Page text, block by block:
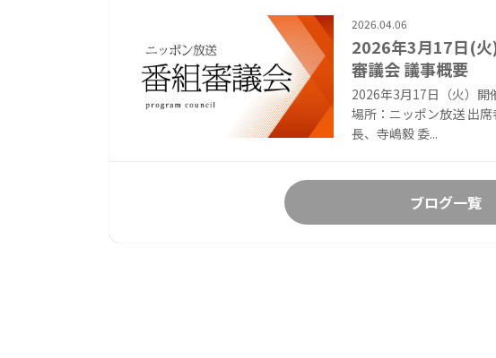
2026.04.06
2026年3月17日(
審議会 議事概要
2026年3月17日（火）開
場所：ニッポン放送 出
長、寺嶋毅 委...
ブログ一覧